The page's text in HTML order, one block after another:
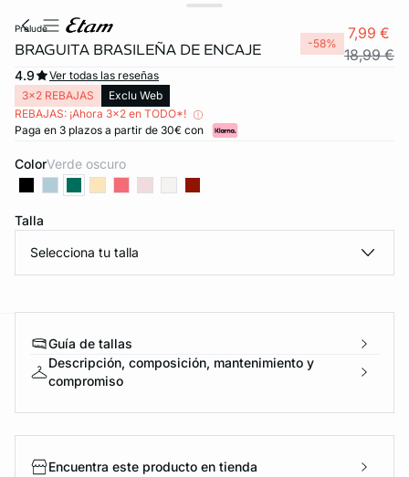
prelude
BRAGUITA BRASILEÑA DE ENCAJE -58%
7,99 €
18,99 €
4.9
Ver todas las reseñas
3x2 REBAJAS
Exclu Web
REBAJAS: ¡Ahora 3x2 en TODO*!
Paga en 3 plazos a partir de 30€ con
Color verde oscuro
Talla
Selecciona tu talla
Guía de tallas
Descripción, composición, mantenimiento y
compromiso
Encuentra este producto en tienda